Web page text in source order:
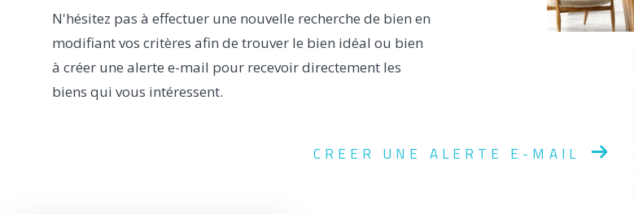
N'hésitez pas à effectuer une nouvelle recherche de bien en
modifiant vos critères afin de trouver le bien idéal ou bien
à créer une alerte e-mail pour recevoir directement les
biens qui vous intéressent.
CREER UNE ALERTE E-MAIL